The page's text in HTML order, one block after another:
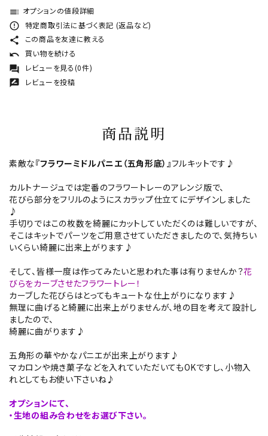
toc オプションの値段詳細
error_outline 特定商取引法に基づく表記 (返品など)
share この商品を友達に教える
undo 買い物を続ける
forum レビューを見る(0件)
rate_review レビューを投稿
商品説明
素敵な『フラワーミドルパニエ（五角形底）』フルキットです♪
カルトナージュでは定番のフラワートレーのアレンジ版で、
花びら部分をフリルのようにスカラップ仕立てにデザインしました
♪
手切りではこの枚数を綺麗にカットしていただくのは難しいですが、
そこはキットでパーツをご用意させていただきましたので、気持ちい
いくらい綺麗に出来上がります♪
そして、皆様一度は作ってみたいと思われた事は有りませんか？花
びらをカーブさせたフラワートレー！
カーブした花びらはとってもキュートな仕上がりになります♪
無理に曲げると綺麗に出来上がりませんが、地の目を考えて設計し
ましたので、
綺麗に曲がります♪
五角形の華やかなパニエが出来上がります♪
マカロンや焼き菓子などを入れていただいてもOKですし、小物入
れとしてもお使い下さいね♪
オプションにて、
・生地の組み合わせをお選び下さい。